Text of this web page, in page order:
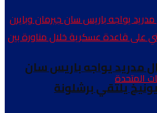
مدريد يواجه باريس سان
يلتقي برشلونة